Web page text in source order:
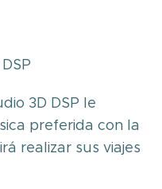
3D DSP le
preferida con la
realizar sus viajes